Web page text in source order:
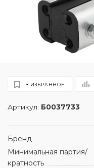
Артикул: Б0037733
В ИЗБРАННОЕ
Бренд
Минимальная партия/
кратность